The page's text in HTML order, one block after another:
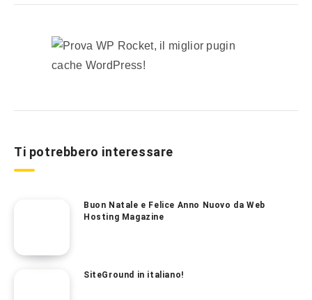
Ti potrebbero interessare
Buon Natale e Felice Anno Nuovo da Web
Hosting Magazine
SiteGround in italiano!